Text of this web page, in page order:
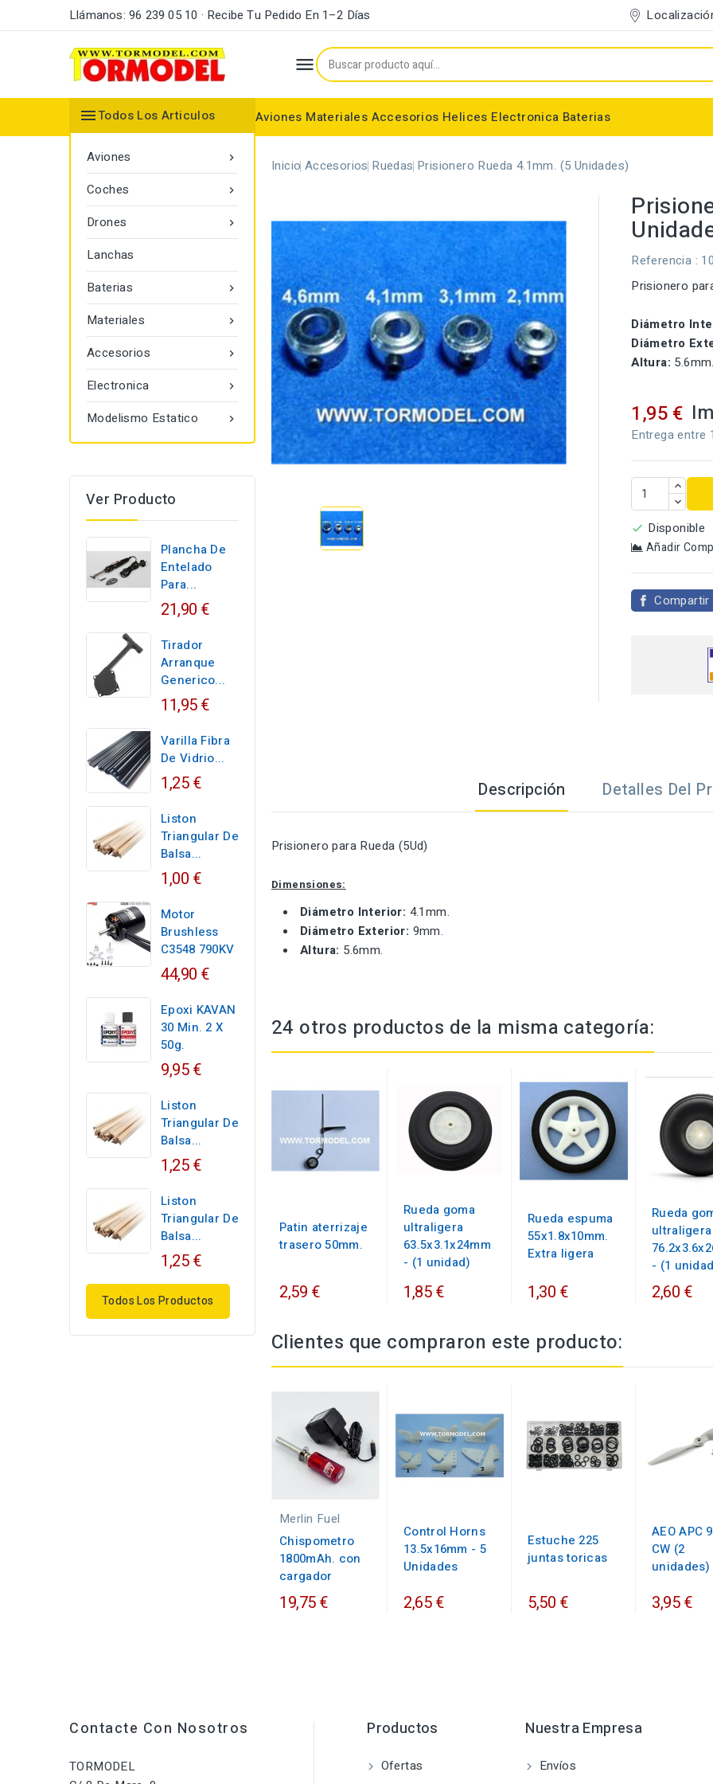
Llámanos: 96 239 05 10 · Recibe Tu Pedido En 1–2 Días

Aviones Materiales Accesorios Helices Electronica Baterias
Todos Los Articulos

Aviones

Coches

Drones
Lanchas

Baterias

Materiales

Accesorios

Electronica

Modelismo Estatico
Ver Producto
Plancha De
Entelado
Para...
21,90 €
Tirador
Arranque
Generico...
11,95 €
Varilla Fibra
De Vidrio...
1,25 €
Liston
Triangular De
Balsa...
1,00 €
Motor
Brushless
C3548 790KV
44,90 €
Epoxi KAVAN
30 Min. 2 X
50g.
9,95 €
Liston
Triangular De
Balsa...
1,25 €
Liston
Triangular De
Balsa...
1,25 €
Todos Los Productos
Inicio Accesorios Ruedas Prisionero Rueda 4.1mm. (5 Unidades)
Referencia :
Prisionero
Diámetro
Diámetro
Altura: 5.6mm.
1,95 €
Entrega entre
 Disponible
Añadir
Compartir
Descripción Detalles Del
Prisionero para Rueda (5Ud)
Dimensiones:
Diámetro Interior: 4.1mm.
Diámetro Exterior: 9mm.
Altura: 5.6mm.
24 otros productos de la misma categoría:
Patin aterrizaje
trasero 50mm.
2,59 €
Rueda goma
ultraligera
63.5x3.1x24mm
- (1 unidad)
1,85 €
Rueda espuma
55x1.8x10mm.
Extra ligera
1,30 €
Rueda
ultraligera
- (1
2,60 €
Clientes que compraron este producto:
Merlin Fuel
Chispometro
1800mAh. con
cargador
19,75 €
Control Horns
13.5x16mm - 5
Unidades
2,65 €
Estuche 225
juntas toricas
5,50 €
AEO APC
CW (2
unidades)
3,95 €
Contacte Con Nosotros
TORMODEL
Productos
Ofertas
Nuestra Empresa
Envíos